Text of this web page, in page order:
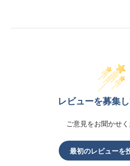
レビューを募集
ご意見をお聞かせく
最初のレビューを